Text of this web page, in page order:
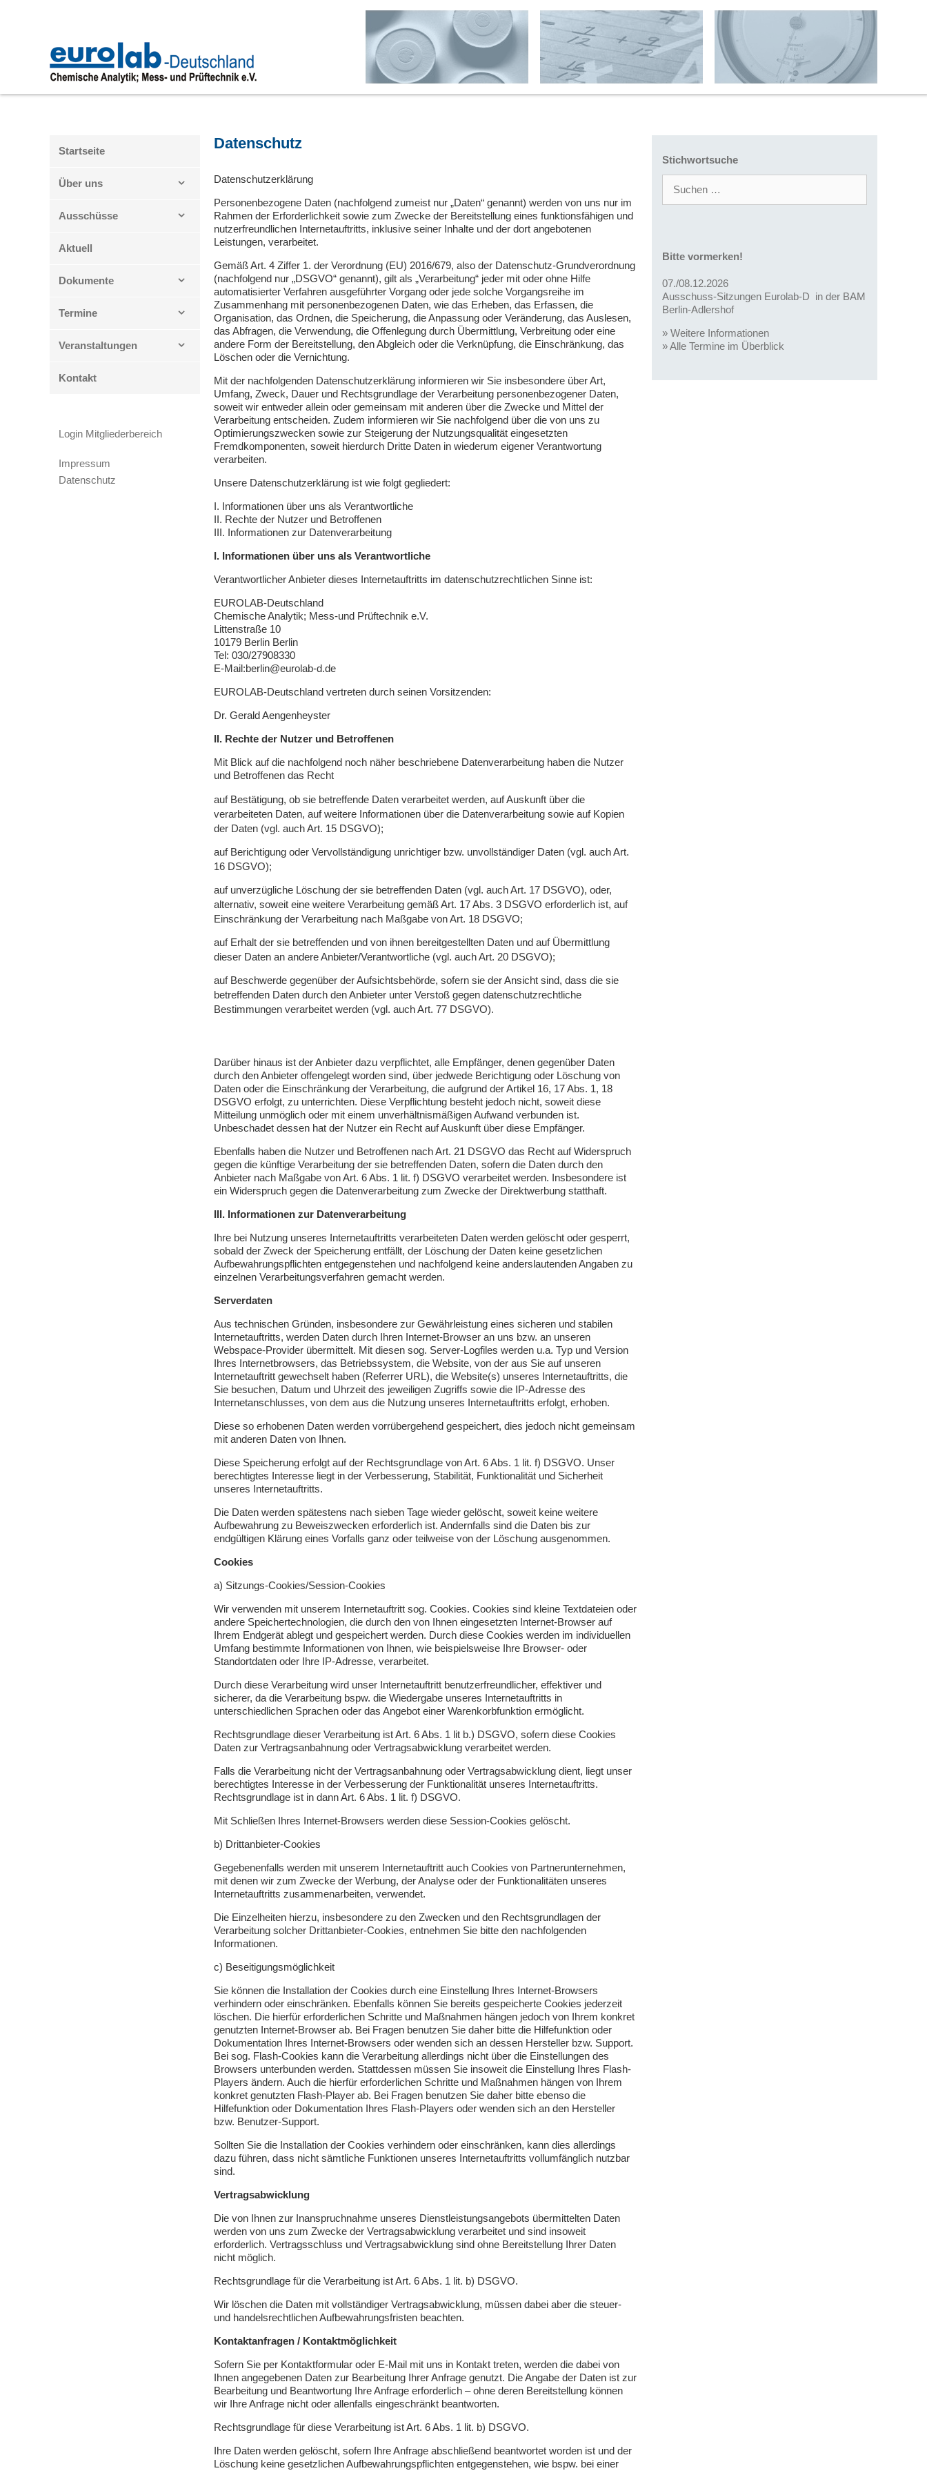
Datenschutz
Datenschutzerklärung
Personenbezogene Daten (nachfolgend zumeist nur „Daten“ genannt) werden von uns nur im
Rahmen der Erforderlichkeit sowie zum Zwecke der Bereitstellung eines funktionsfähigen und
nutzerfreundlichen Internetauftritts, inklusive seiner Inhalte und der dort angebotenen
Leistungen, verarbeitet.
Gemäß Art. 4 Ziffer 1. der Verordnung (EU) 2016/679, also der Datenschutz-Grundverordnung
(nachfolgend nur „DSGVO“ genannt), gilt als „Verarbeitung“ jeder mit oder ohne Hilfe
automatisierter Verfahren ausgeführter Vorgang oder jede solche Vorgangsreihe im
Zusammenhang mit personenbezogenen Daten, wie das Erheben, das Erfassen, die
Organisation, das Ordnen, die Speicherung, die Anpassung oder Veränderung, das Auslesen,
das Abfragen, die Verwendung, die Offenlegung durch Übermittlung, Verbreitung oder eine
andere Form der Bereitstellung, den Abgleich oder die Verknüpfung, die Einschränkung, das
Löschen oder die Vernichtung.
Mit der nachfolgenden Datenschutzerklärung informieren wir Sie insbesondere über Art,
Umfang, Zweck, Dauer und Rechtsgrundlage der Verarbeitung personenbezogener Daten,
soweit wir entweder allein oder gemeinsam mit anderen über die Zwecke und Mittel der
Verarbeitung entscheiden. Zudem informieren wir Sie nachfolgend über die von uns zu
Optimierungszwecken sowie zur Steigerung der Nutzungsqualität eingesetzten
Fremdkomponenten, soweit hierdurch Dritte Daten in wiederum eigener Verantwortung
verarbeiten.
Unsere Datenschutzerklärung ist wie folgt gegliedert:
I. Informationen über uns als Verantwortliche
II. Rechte der Nutzer und Betroffenen
III. Informationen zur Datenverarbeitung
I. Informationen über uns als Verantwortliche
Verantwortlicher Anbieter dieses Internetauftritts im datenschutzrechtlichen Sinne ist:
EUROLAB-Deutschland
Chemische Analytik; Mess-und Prüftechnik e.V.
Littenstraße 10
10179 Berlin Berlin
Tel: 030/27908330
E-Mail:berlin@eurolab-d.de
EUROLAB-Deutschland vertreten durch seinen Vorsitzenden:
Dr. Gerald Aengenheyster
II. Rechte der Nutzer und Betroffenen
Mit Blick auf die nachfolgend noch näher beschriebene Datenverarbeitung haben die Nutzer
und Betroffenen das Recht
auf Bestätigung, ob sie betreffende Daten verarbeitet werden, auf Auskunft über die
verarbeiteten Daten, auf weitere Informationen über die Datenverarbeitung sowie auf Kopien
der Daten (vgl. auch Art. 15 DSGVO);
auf Berichtigung oder Vervollständigung unrichtiger bzw. unvollständiger Daten (vgl. auch Art.
16 DSGVO);
auf unverzügliche Löschung der sie betreffenden Daten (vgl. auch Art. 17 DSGVO), oder,
alternativ, soweit eine weitere Verarbeitung gemäß Art. 17 Abs. 3 DSGVO erforderlich ist, auf
Einschränkung der Verarbeitung nach Maßgabe von Art. 18 DSGVO;
auf Erhalt der sie betreffenden und von ihnen bereitgestellten Daten und auf Übermittlung
dieser Daten an andere Anbieter/Verantwortliche (vgl. auch Art. 20 DSGVO);
auf Beschwerde gegenüber der Aufsichtsbehörde, sofern sie der Ansicht sind, dass die sie
betreffenden Daten durch den Anbieter unter Verstoß gegen datenschutzrechtliche
Bestimmungen verarbeitet werden (vgl. auch Art. 77 DSGVO).
Darüber hinaus ist der Anbieter dazu verpflichtet, alle Empfänger, denen gegenüber Daten
durch den Anbieter offengelegt worden sind, über jedwede Berichtigung oder Löschung von
Daten oder die Einschränkung der Verarbeitung, die aufgrund der Artikel 16, 17 Abs. 1, 18
DSGVO erfolgt, zu unterrichten. Diese Verpflichtung besteht jedoch nicht, soweit diese
Mitteilung unmöglich oder mit einem unverhältnismäßigen Aufwand verbunden ist.
Unbeschadet dessen hat der Nutzer ein Recht auf Auskunft über diese Empfänger.
Ebenfalls haben die Nutzer und Betroffenen nach Art. 21 DSGVO das Recht auf Widerspruch
gegen die künftige Verarbeitung der sie betreffenden Daten, sofern die Daten durch den
Anbieter nach Maßgabe von Art. 6 Abs. 1 lit. f) DSGVO verarbeitet werden. Insbesondere ist
ein Widerspruch gegen die Datenverarbeitung zum Zwecke der Direktwerbung statthaft.
III. Informationen zur Datenverarbeitung
Ihre bei Nutzung unseres Internetauftritts verarbeiteten Daten werden gelöscht oder gesperrt,
sobald der Zweck der Speicherung entfällt, der Löschung der Daten keine gesetzlichen
Aufbewahrungspflichten entgegenstehen und nachfolgend keine anderslautenden Angaben zu
einzelnen Verarbeitungsverfahren gemacht werden.
Serverdaten
Aus technischen Gründen, insbesondere zur Gewährleistung eines sicheren und stabilen
Internetauftritts, werden Daten durch Ihren Internet-Browser an uns bzw. an unseren
Webspace-Provider übermittelt. Mit diesen sog. Server-Logfiles werden u.a. Typ und Version
Ihres Internetbrowsers, das Betriebssystem, die Website, von der aus Sie auf unseren
Internetauftritt gewechselt haben (Referrer URL), die Website(s) unseres Internetauftritts, die
Sie besuchen, Datum und Uhrzeit des jeweiligen Zugriffs sowie die IP-Adresse des
Internetanschlusses, von dem aus die Nutzung unseres Internetauftritts erfolgt, erhoben.
Diese so erhobenen Daten werden vorrübergehend gespeichert, dies jedoch nicht gemeinsam
mit anderen Daten von Ihnen.
Diese Speicherung erfolgt auf der Rechtsgrundlage von Art. 6 Abs. 1 lit. f) DSGVO. Unser
berechtigtes Interesse liegt in der Verbesserung, Stabilität, Funktionalität und Sicherheit
unseres Internetauftritts.
Die Daten werden spätestens nach sieben Tage wieder gelöscht, soweit keine weitere
Aufbewahrung zu Beweiszwecken erforderlich ist. Andernfalls sind die Daten bis zur
endgültigen Klärung eines Vorfalls ganz oder teilweise von der Löschung ausgenommen.
Cookies
a) Sitzungs-Cookies/Session-Cookies
Wir verwenden mit unserem Internetauftritt sog. Cookies. Cookies sind kleine Textdateien oder
andere Speichertechnologien, die durch den von Ihnen eingesetzten Internet-Browser auf
Ihrem Endgerät ablegt und gespeichert werden. Durch diese Cookies werden im individuellen
Umfang bestimmte Informationen von Ihnen, wie beispielsweise Ihre Browser- oder
Standortdaten oder Ihre IP-Adresse, verarbeitet.
Durch diese Verarbeitung wird unser Internetauftritt benutzerfreundlicher, effektiver und
sicherer, da die Verarbeitung bspw. die Wiedergabe unseres Internetauftritts in
unterschiedlichen Sprachen oder das Angebot einer Warenkorbfunktion ermöglicht.
Rechtsgrundlage dieser Verarbeitung ist Art. 6 Abs. 1 lit b.) DSGVO, sofern diese Cookies
Daten zur Vertragsanbahnung oder Vertragsabwicklung verarbeitet werden.
Falls die Verarbeitung nicht der Vertragsanbahnung oder Vertragsabwicklung dient, liegt unser
berechtigtes Interesse in der Verbesserung der Funktionalität unseres Internetauftritts.
Rechtsgrundlage ist in dann Art. 6 Abs. 1 lit. f) DSGVO.
Mit Schließen Ihres Internet-Browsers werden diese Session-Cookies gelöscht.
b) Drittanbieter-Cookies
Gegebenenfalls werden mit unserem Internetauftritt auch Cookies von Partnerunternehmen,
mit denen wir zum Zwecke der Werbung, der Analyse oder der Funktionalitäten unseres
Internetauftritts zusammenarbeiten, verwendet.
Die Einzelheiten hierzu, insbesondere zu den Zwecken und den Rechtsgrundlagen der
Verarbeitung solcher Drittanbieter-Cookies, entnehmen Sie bitte den nachfolgenden
Informationen.
c) Beseitigungsmöglichkeit
Sie können die Installation der Cookies durch eine Einstellung Ihres Internet-Browsers
verhindern oder einschränken. Ebenfalls können Sie bereits gespeicherte Cookies jederzeit
löschen. Die hierfür erforderlichen Schritte und Maßnahmen hängen jedoch von Ihrem konkret
genutzten Internet-Browser ab. Bei Fragen benutzen Sie daher bitte die Hilfefunktion oder
Dokumentation Ihres Internet-Browsers oder wenden sich an dessen Hersteller bzw. Support.
Bei sog. Flash-Cookies kann die Verarbeitung allerdings nicht über die Einstellungen des
Browsers unterbunden werden. Stattdessen müssen Sie insoweit die Einstellung Ihres Flash-
Players ändern. Auch die hierfür erforderlichen Schritte und Maßnahmen hängen von Ihrem
konkret genutzten Flash-Player ab. Bei Fragen benutzen Sie daher bitte ebenso die
Hilfefunktion oder Dokumentation Ihres Flash-Players oder wenden sich an den Hersteller
bzw. Benutzer-Support.
Sollten Sie die Installation der Cookies verhindern oder einschränken, kann dies allerdings
dazu führen, dass nicht sämtliche Funktionen unseres Internetauftritts vollumfänglich nutzbar
sind.
Vertragsabwicklung
Die von Ihnen zur Inanspruchnahme unseres Dienstleistungsangebots übermittelten Daten
werden von uns zum Zwecke der Vertragsabwicklung verarbeitet und sind insoweit
erforderlich. Vertragsschluss und Vertragsabwicklung sind ohne Bereitstellung Ihrer Daten
nicht möglich.
Rechtsgrundlage für die Verarbeitung ist Art. 6 Abs. 1 lit. b) DSGVO.
Wir löschen die Daten mit vollständiger Vertragsabwicklung, müssen dabei aber die steuer-
und handelsrechtlichen Aufbewahrungsfristen beachten.
Kontaktanfragen / Kontaktmöglichkeit
Sofern Sie per Kontaktformular oder E-Mail mit uns in Kontakt treten, werden die dabei von
Ihnen angegebenen Daten zur Bearbeitung Ihrer Anfrage genutzt. Die Angabe der Daten ist zur
Bearbeitung und Beantwortung Ihre Anfrage erforderlich – ohne deren Bereitstellung können
wir Ihre Anfrage nicht oder allenfalls eingeschränkt beantworten.
Rechtsgrundlage für diese Verarbeitung ist Art. 6 Abs. 1 lit. b) DSGVO.
Ihre Daten werden gelöscht, sofern Ihre Anfrage abschließend beantwortet worden ist und der
Löschung keine gesetzlichen Aufbewahrungspflichten entgegenstehen, wie bspw. bei einer
Startseite
Über uns
Ausschüsse
Aktuell
Dokumente
Termine
Veranstaltungen
Kontakt
Login Mitgliederbereich
Impressum
Datenschutz
Stichwortsuche
nach:
Bitte vormerken!
07./08.12.2026
Ausschuss-Sitzungen Eurolab-D in der BAM
Berlin-Adlershof
» Weitere Informationen
»Alle Termine im Überblick